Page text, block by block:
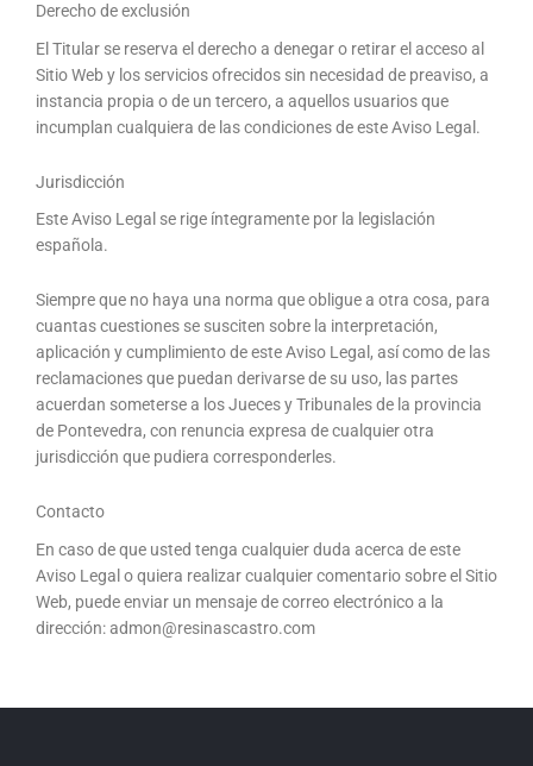
Derecho de exclusión
El Titular se reserva el derecho a denegar o retirar el acceso al
Sitio Web y los servicios ofrecidos sin necesidad de preaviso, a
instancia propia o de un tercero, a aquellos usuarios que
incumplan cualquiera de las condiciones de este Aviso Legal.
Jurisdicción
Este Aviso Legal se rige íntegramente por la legislación
española.
Siempre que no haya una norma que obligue a otra cosa, para
cuantas cuestiones se susciten sobre la interpretación,
aplicación y cumplimiento de este Aviso Legal, así como de las
reclamaciones que puedan derivarse de su uso, las partes
acuerdan someterse a los Jueces y Tribunales de la provincia
de Pontevedra, con renuncia expresa de cualquier otra
jurisdicción que pudiera corresponderles.
Contacto
En caso de que usted tenga cualquier duda acerca de este
Aviso Legal o quiera realizar cualquier comentario sobre el Sitio
Web, puede enviar un mensaje de correo electrónico a la
dirección: admon@resinascastro.com